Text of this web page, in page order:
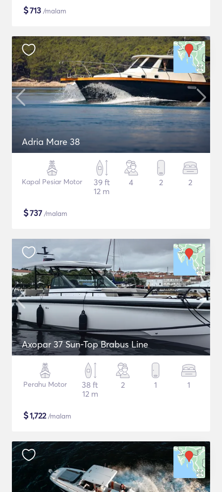
$713 /malam
Adria Mare 38
Kapal Pesiar Motor
39 ft
12 m
4 2 2
$737 /malam
Axopar 37 Sun-Top Brabus Line
Perahu Motor
38 ft
12 m
2 1 1
$1,722/malam